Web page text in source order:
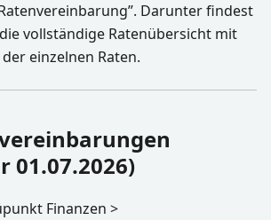
Darunter findest
vollständige Ratenübersicht mit
einzelnen Raten.
01.07.2026)
Finanzen >